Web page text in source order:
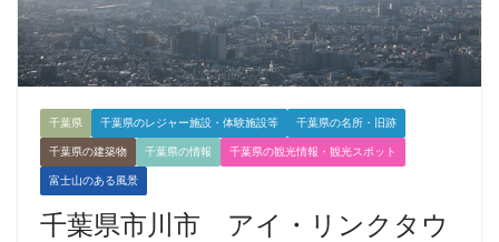
千葉県 千葉県のレジャー施設・体験施設等 千葉県の名所・旧跡
千葉県の建築物 千葉県の情報 千葉県の観光情報・観光スポット
富士山のある風景
千葉県市川市 アイ・リンクタウ